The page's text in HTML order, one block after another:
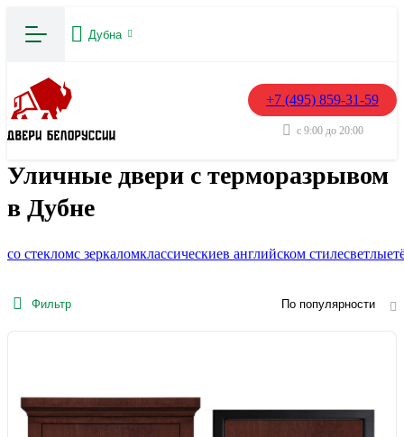
Дубна
+7 (495) 859-31-59
с 9:00 до 20:00
Уличные двери с терморазрывом
в Дубне
со стекломс зеркаломклассическиев английском стилесветлые
Фильтр По популярности